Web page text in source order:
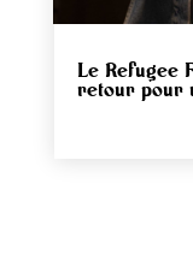
Le Refugee
retour pour